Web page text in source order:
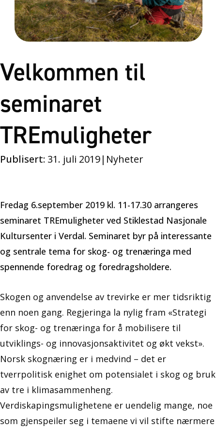
Velkommen til
seminaret
TREmuligheter
Publisert: 31. juli 2019| Nyheter
Fredag 6.september 2019 kl. 11-17.30 arrangeres
seminaret TREmuligheter ved Stiklestad Nasjonale
Kultursenter i Verdal. Seminaret byr på interessante
og sentrale tema for skog- og trenæringa med
spennende foredrag og foredragsholdere.
Skogen og anvendelse av trevirke er mer tidsriktig
enn noen gang. Regjeringa la nylig fram «Strategi
for skog- og trenæringa for å mobilisere til
utviklings- og innovasjonsaktivitet og økt vekst».
Norsk skognæring er i medvind – det er
tverrpolitisk enighet om potensialet i skog og bruk
av tre i klimasammenheng.
Verdiskapingsmulighetene er uendelig mange, noe
som gjenspeiler seg i temaene vi vil stifte nærmere